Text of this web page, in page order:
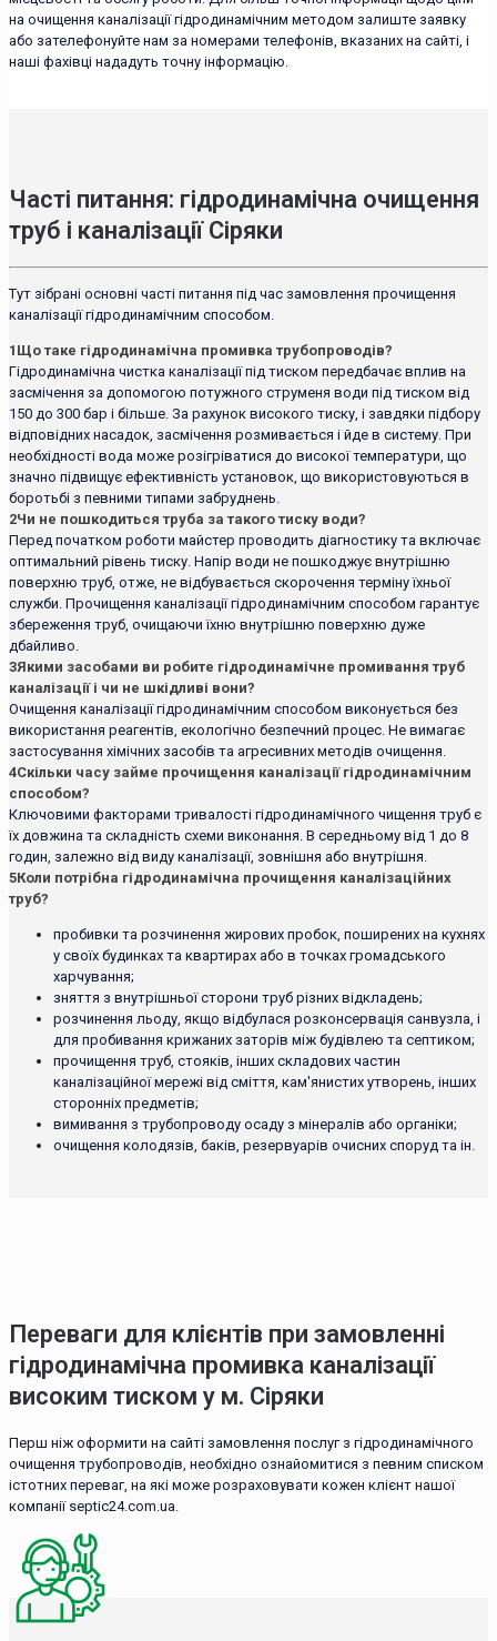
на очищення каналізації гідродинамічним методом залиште заявку
або зателефонуйте нам за номерами телефонів, вказаних на сайті, і
наші фахівці нададуть точну інформацію.
Часті питання: гідродинамічна очищення
труб і каналізації Сіряки
Тут зібрані основні часті питання під час замовлення прочищення
каналізації гідродинамічним способом.
1 Що таке гідродинамічна промивка трубопроводів?
Гідродинамічна чистка каналізації під тиском передбачає вплив на
засмічення за допомогою потужного струменя води під тиском від
150 до 300 бар і більше. За рахунок високого тиску, і завдяки підбору
відповідних насадок, засмічення розмивається і йде в систему. При
необхідності вода може розігріватися до високої температури, що
значно підвищує ефективність установок, що використовуються в
боротьбі з певними типами забруднень.
2Чи не пошкодиться труба за такого тиску води?
Перед початком роботи майстер проводить діагностику та включає
оптимальний рівень тиску. Напір води не пошкоджує внутрішню
поверхню труб, отже, не відбувається скорочення терміну їхньої
служби. Прочищення каналізації гідродинамічним способом гарантує
збереження труб, очищаючи їхню внутрішню поверхню дуже
дбайливо.
3Якими засобами ви робите гідродинамічне промивання труб
каналізації і чи не шкідливі вони?
Очищення каналізації гідродинамічним способом виконується без
використання реагентів, екологічно безпечний процес. Не вимагає
застосування хімічних засобів та агресивних методів очищення.
4Скільки часу займе прочищення каналізації гідродинамічним
способом?
Ключовими факторами тривалості гідродинамічного чищення труб є
їх довжина та складність схеми виконання. В середньому від 1 до 8
годин, залежно від виду каналізації, зовнішня або внутрішня.
5Коли потрібна гідродинамічна прочищення каналізаційних
труб?
пробивки та розчинення жирових пробок, поширених на кухнях
у своїх будинках та квартирах або в точках громадського
харчування;
зняття з внутрішньої сторони труб різних відкладень;
розчинення льоду, якщо відбулася розконсервація санвузла, і
для пробивання крижаних заторів між будівлею та септиком;
прочищення труб, стояків, інших складових частин
каналізаційної мережі від сміття, кам'янистих утворень, інших
сторонніх предметів;
вимивання з трубопроводу осаду з мінералів або органіки;
очищення колодязів, баків, резервуарів очисних споруд та ін.
Переваги для клієнтів при замовленні
гідродинамічна промивка каналізації
високим тиском у м. Сіряки
Перш ніж оформити на сайті замовлення послуг з гідродинамічного
очищення трубопроводів, необхідно ознайомитися з певним списком
істотних переваг, на які може розраховувати кожен клієнт нашої
компанії septic24.com.ua.